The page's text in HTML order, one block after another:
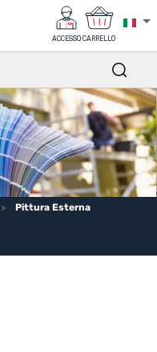
ACCESSO CARRELLO
Pittura Esterna